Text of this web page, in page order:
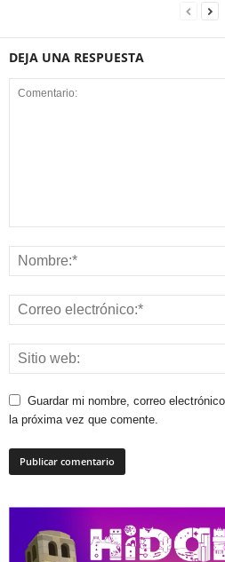
DEJA UNA RESPUESTA
Guardar mi nombre, correo
la próxima vez que comente.